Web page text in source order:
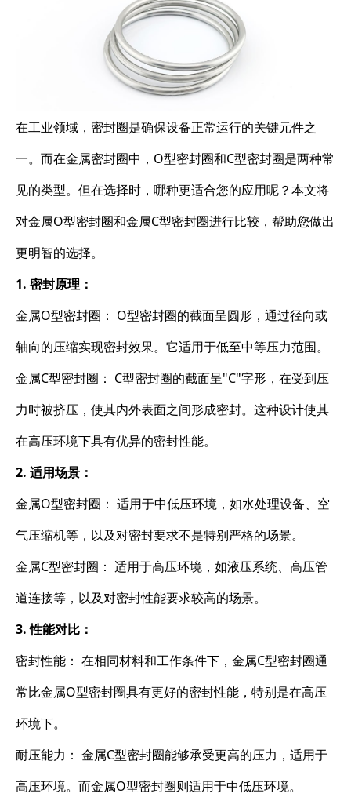
在工业领域，密封圈是确保设备正常运行的关键元件之
一。而在金属密封圈中，O型密封圈和C型密封圈是两种常
见的类型。但在选择时，哪种更适合您的应用呢？本文将
对金属O型密封圈和金属C型密封圈进行比较，帮助您做出
更明智的选择。
1. 密封原理：
金属O型密封圈： O型密封圈的截面呈圆形，通过径向或
轴向的压缩实现密封效果。它适用于低至中等压力范围。
金属C型密封圈： C型密封圈的截面呈"C"字形，在受到压
力时被挤压，使其内外表面之间形成密封。这种设计使其
在高压环境下具有优异的密封性能。
2. 适用场景：
金属O型密封圈： 适用于中低压环境，如水处理设备、空
气压缩机等，以及对密封要求不是特别严格的场景。
金属C型密封圈： 适用于高压环境，如液压系统、高压管
道连接等，以及对密封性能要求较高的场景。
3. 性能对比：
密封性能： 在相同材料和工作条件下，金属C型密封圈通
常比金属O型密封圈具有更好的密封性能，特别是在高压
环境下。
耐压能力： 金属C型密封圈能够承受更高的压力，适用于
高压环境。而金属O型密封圈则适用于中低压环境。